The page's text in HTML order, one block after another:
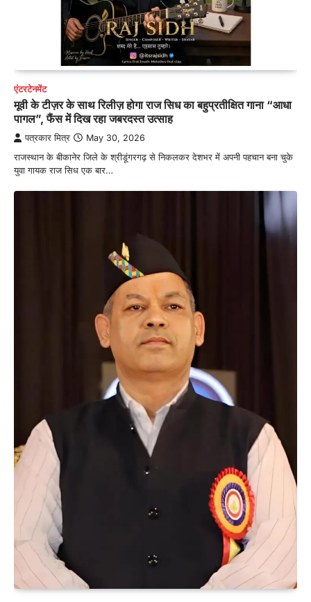
एंटरटेनमेंट
मूवी के टीज़र के साथ रिलीज़ होगा राज सिध का बहुप्रतीक्षित गाना “आधा
पागल”, फैंस में दिख रहा जबरदस्त उत्साह
पत्रकार मित्र May 30, 2026
राजस्थान के बीकानेर जिले के श्रीडूंगरगढ़ से निकलकर देशभर में अपनी पहचान बना चुके
युवा गायक राज सिध एक बार…